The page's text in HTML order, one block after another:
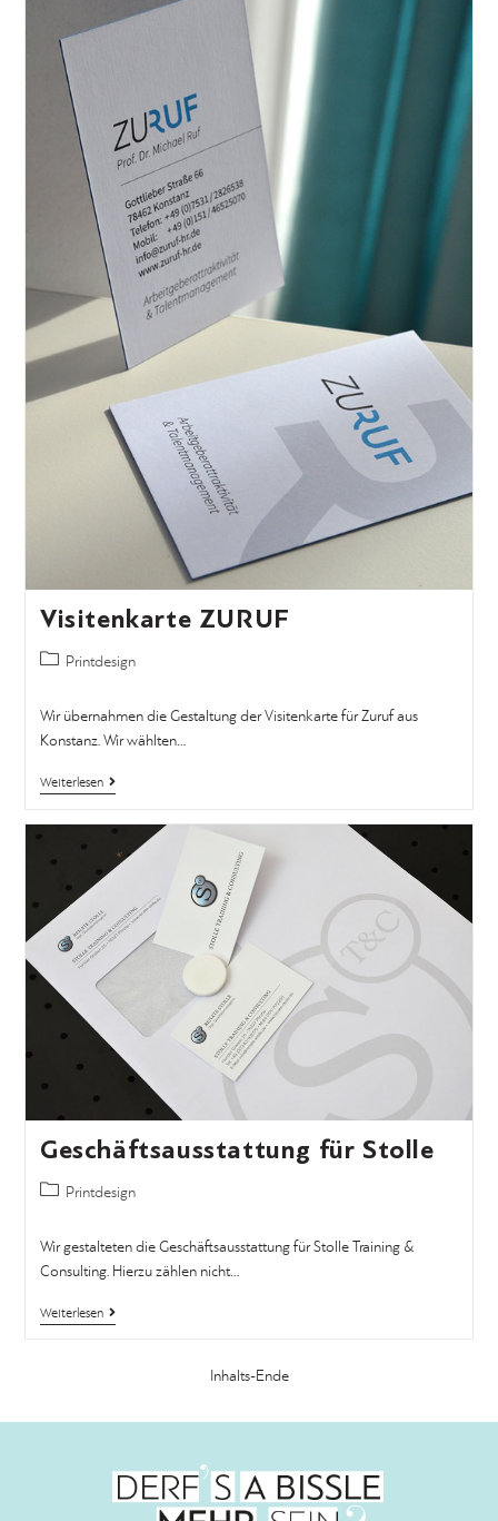
Visitenkarte ZURUF
Printdesign
Wir übernahmen die Gestaltung der Visitenkarte für Zuruf aus
Konstanz. Wir wählten…
Weiterlesen
Geschäftsausstattung für Stolle
Printdesign
Wir gestalteten die Geschäftsausstattung für Stolle Training &
Consulting. Hierzu zählen nicht…
Weiterlesen
Inhalts-Ende